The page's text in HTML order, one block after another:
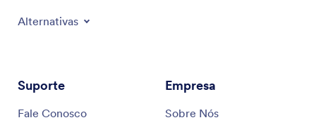
Alternativas
Suporte
Fale Conosco
Empresa
Sobre Nós